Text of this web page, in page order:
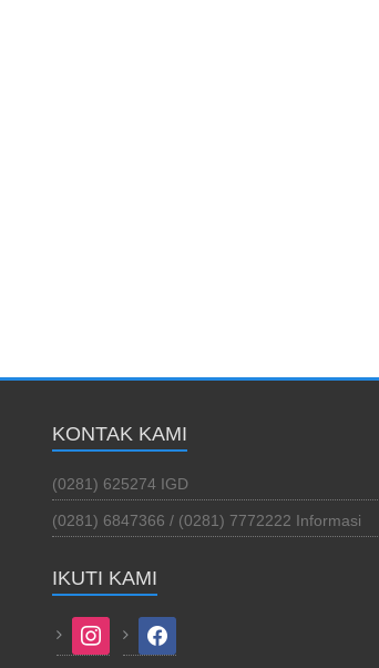
KONTAK KAMI
(0281) 625274 IGD
(0281) 6847366 / (0281) 7772222 Informasi
IKUTI KAMI
instagram facebook